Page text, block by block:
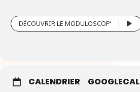
DÉCOUVRIR LE MODULOSCOP’
CALENDRIER GOOGLECAL